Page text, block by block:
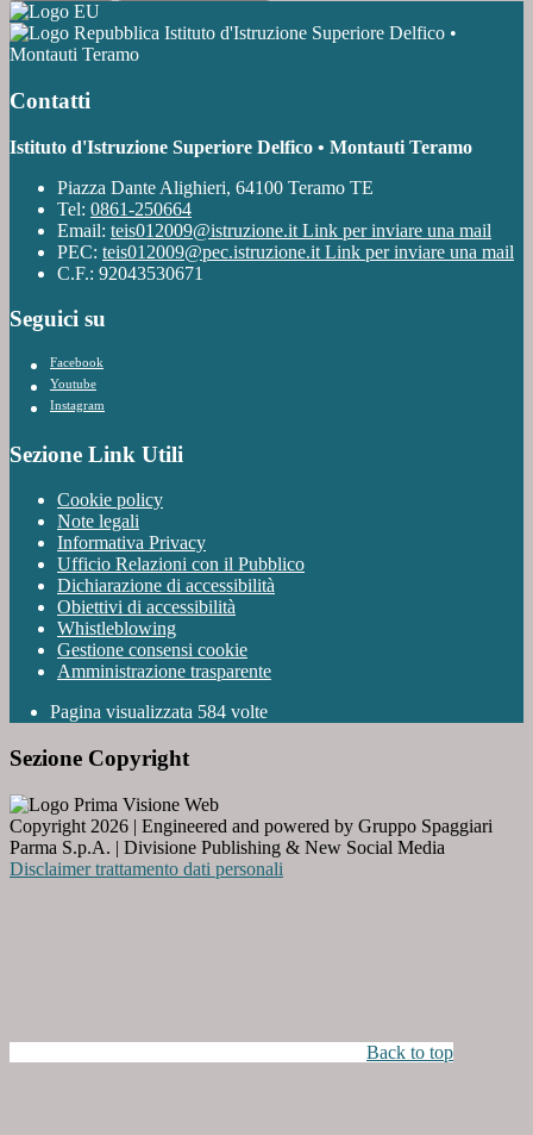
Istituto d'Istruzione Superiore Delfico •
Montauti Teramo
Contatti
Istituto d'Istruzione Superiore Delfico • Montauti Teramo
Piazza Dante Alighieri, 64100 Teramo TE
Tel: 0861-250664
Email: teis012009@istruzione.it Link per inviare una mail
PEC: teis012009@pec.istruzione.it Link per inviare una mail
C.F.: 92043530671
Seguici su
Facebook
Youtube
Instagram
Sezione Link Utili
Cookie policy
Note legali
Informativa Privacy
Ufficio Relazioni con il Pubblico
Dichiarazione di accessibilità
Obiettivi di accessibilità
Whistleblowing
Gestione consensi cookie
Amministrazione trasparente
Pagina visualizzata 584 volte
Sezione Copyright
Copyright 2026 | Engineered and powered by Gruppo Spaggiari
Parma S.p.A. | Divisione Publishing & New Social Media
Disclaimer trattamento dati personali
Back to top